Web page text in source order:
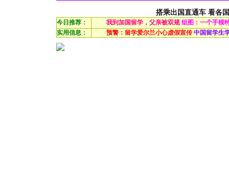
搭乘出国直通车 看各
今日推荐： 我到加国留学，父亲被双规 组图：一个手模
实用信息：
预警：留学爱尔兰小心虚假宣传 中国留学生